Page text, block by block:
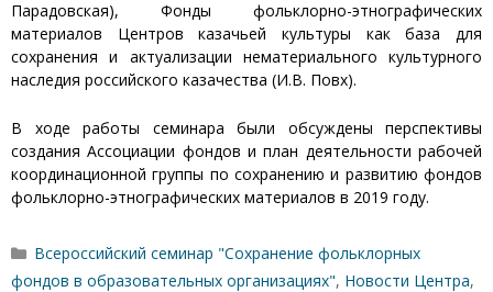
Парадовская), Фонды фольклорно-этнографических
материалов Центров казачьей культуры как база для
сохранения и актуализации нематериального культурного
наследия российского казачества (И.В. Повх).
В ходе работы семинара были обсуждены перспективы
создания Ассоциации фондов и план деятельности рабочей
координационной группы по сохранению и развитию фондов
фольклорно-этнографических материалов в 2019 году.
Рубрики
Всероссийский семинар "Сохранение фольклорных
фондов в образовательных организациях", Новости Центра,